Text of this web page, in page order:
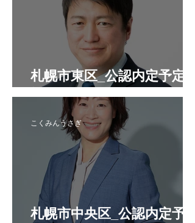
札幌市東区_公認内定予定候
補者
札幌市中央区_公認内定予定
こくみんうさぎ